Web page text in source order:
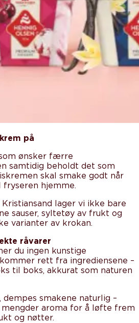
på
ønsker færre
samtidig beholdt det som
skal smake godt når
hjemme.
lager vi ikke bare
sauser, syltetøy av frukt og
varianter av krokan.
råvarer
du ingen kunstige
rett fra ingrediensene –
til boks, akkurat som naturen
dempes smakene naturlig –
aroma for å løfte frem
og nøtter.